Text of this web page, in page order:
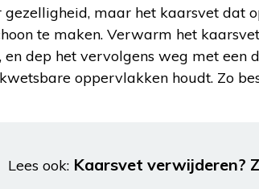
gezelligheid, maar het kaarsvet dat
te maken. Verwarm het
en dep het vervolgens weg met een
oppervlakken houdt. Zo
Lees ook: Kaarsvet verwijderen?